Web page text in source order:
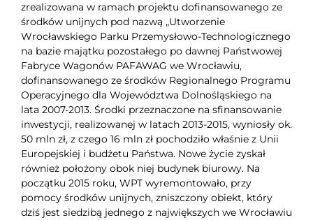
zrealizowana w ramach projektu dofinansowanego ze
środków unijnych pod nazwą „Utworzenie
Wrocławskiego Parku Przemysłowo-Technologicznego
na bazie majątku pozostałego po dawnej Państwowej
Fabryce Wagonów PAFAWAG we Wrocławiu,
dofinansowanego ze środków Regionalnego Programu
Operacyjnego dla Województwa Dolnośląskiego na
lata 2007-2013. Środki przeznaczone na sfinansowanie
inwestycji, realizowanej w latach 2013-2015, wyniosły ok.
50 mln zł, z czego 16 mln zł pochodziło właśnie z Unii
Europejskiej i budżetu Państwa. Nowe życie zyskał
również położony obok niej budynek biurowy. Na
początku 2015 roku, WPT wyremontowało, przy
pomocy środków unijnych, zniszczony obiekt, który
dziś jest siedzibą jednego z największych we Wrocławiu